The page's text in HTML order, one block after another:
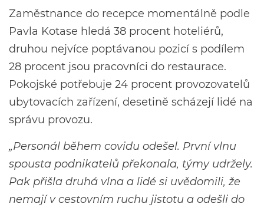
Zaměstnance do recepce momentálně podle
Pavla Kotase hledá 38 procent hoteliérů,
druhou nejvíce poptávanou pozicí s podílem
28 procent jsou pracovníci do restaurace.
Pokojské potřebuje 24 procent provozovatelů
ubytovacích zařízení, desetině scházejí lidé na
správu provozu.
„Personál během covidu odešel. První vlnu
spousta podnikatelů překonala, týmy udržely.
Pak přišla druhá vlna a lidé si uvědomili, že
nemají v cestovním ruchu jistotu a odešli do